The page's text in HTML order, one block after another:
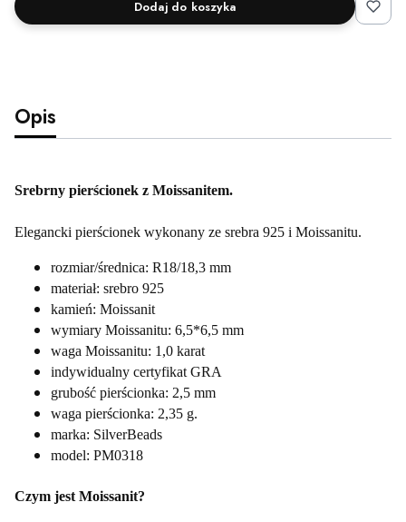
Dodaj do koszyka
Opis
Srebrny pierścionek z Moissanitem.
Elegancki pierścionek wykonany ze srebra 925 i Moissanitu.
rozmiar/średnica: R18/18,3 mm
materiał: srebro 925
kamień: Moissanit
wymiary Moissanitu: 6,5*6,5 mm
waga Moissanitu: 1,0 karat
indywidualny certyfikat GRA
grubość pierścionka: 2,5 mm
waga pierścionka: 2,35 g.
marka: SilverBeads
model: PM0318
Czym jest Moissanit?